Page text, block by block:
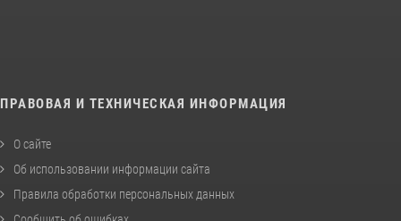
ПРАВОВАЯ И ТЕХНИЧЕСКАЯ ИНФОРМАЦИЯ
О сайте
Об использовании информации сайта
Правила обработки персональных данных